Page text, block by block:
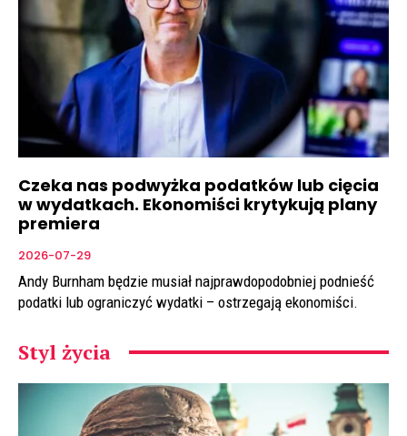
Czeka nas podwyżka podatków lub cięcia
w wydatkach. Ekonomiści krytykują plany
premiera
2026-07-29
Andy Burnham będzie musiał najprawdopodobniej podnieść
podatki lub ograniczyć wydatki – ostrzegają ekonomiści.
Styl życia